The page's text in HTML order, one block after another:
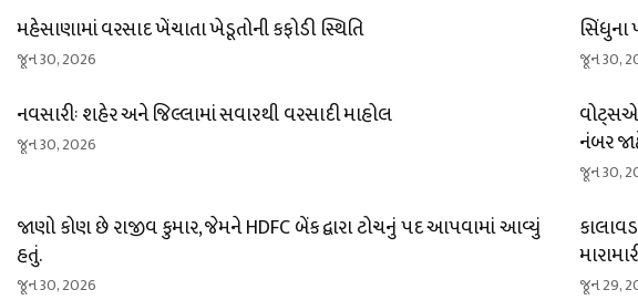
મહેસાણામાં વરસાદ ખેંચાતા ખેડૂતોની કફોડી સ્થિતિ
જૂન 30, 2026
સિંધુના
જૂન 30,
નવસારીઃ શહેર અને જિલ્લામાં સવારથી વરસાદી માહોલ
જૂન 30, 2026
નંબર
જૂન 30,
જાણો કોણ છે રાજીવ કુમાર, જેમને HDFC બેંક દ્વારા ટોચનું પદ આપવામાં આવ્યું
હતું.
જૂન 30, 2026 જૂન 29,